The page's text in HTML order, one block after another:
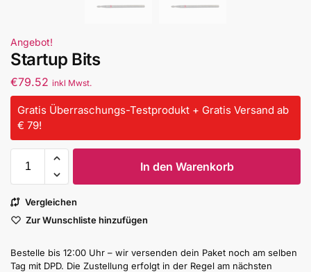
Angebot!
Startup Bits
€79.52 inkl Mwst.
Gratis Überraschungs-Testprodukt + Gratis Versand ab
€ 79!
In den Warenkorb
Vergleichen
Zur Wunschliste hinzufügen
Bestelle bis 12:00 Uhr – wir versenden dein Paket noch am selben
Tag mit DPD. Die Zustellung erfolgt in der Regel am nächsten